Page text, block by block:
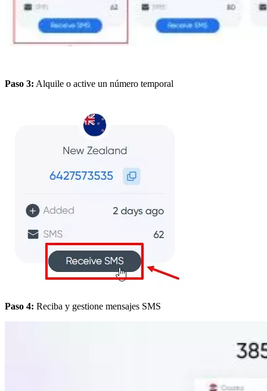
Paso 3: Alquile o active un número temporal
Paso 4: Reciba y gestione mensajes SMS